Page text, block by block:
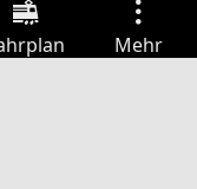
Mehr